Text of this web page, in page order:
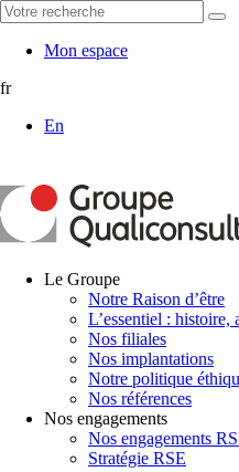
Mon espace
fr
En
Le Groupe
Notre Raison d’être
L’essentiel : histoire,
Nos filiales
Nos implantations
Notre politique
Nos références
Nos engagements
Nos engagements
Stratégie RSE